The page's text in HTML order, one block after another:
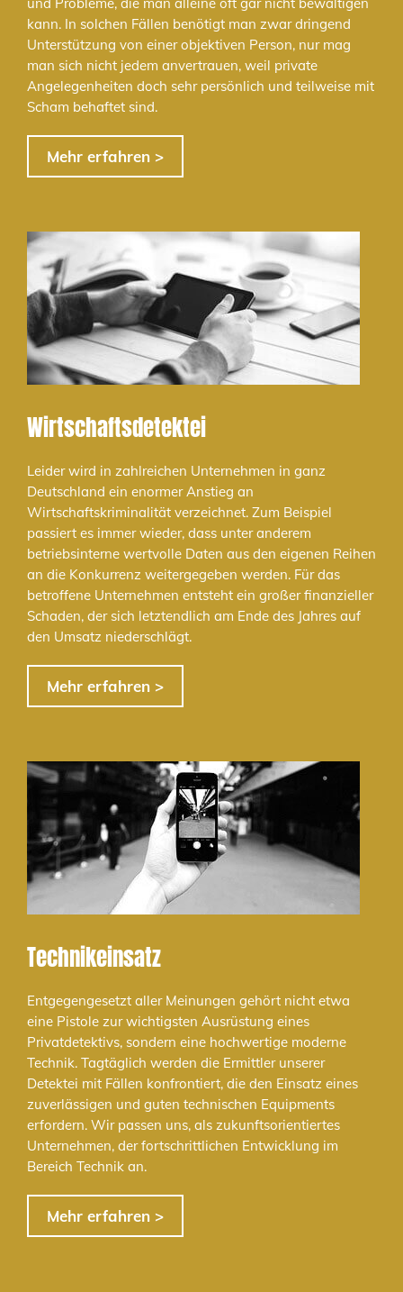
und Probleme, die man alleine oft gar nicht bewältigen
kann. In solchen Fällen benötigt man zwar dringend
Unterstützung von einer objektiven Person, nur mag
man sich nicht jedem anvertrauen, weil private
Angelegenheiten doch sehr persönlich und teilweise mit
Scham behaftet sind.
Mehr erfahren >
Wirtschaftsdetektei
Leider wird in zahlreichen Unternehmen in ganz
Deutschland ein enormer Anstieg an
Wirtschaftskriminalität verzeichnet. Zum Beispiel
passiert es immer wieder, dass unter anderem
betriebsinterne wertvolle Daten aus den eigenen Reihen
an die Konkurrenz weitergegeben werden. Für das
betroffene Unternehmen entsteht ein großer finanzieller
Schaden, der sich letztendlich am Ende des Jahres auf
den Umsatz niederschlägt.
Mehr erfahren >
Technikeinsatz
Entgegengesetzt aller Meinungen gehört nicht etwa
eine Pistole zur wichtigsten Ausrüstung eines
Privatdetektivs, sondern eine hochwertige moderne
Technik. Tagtäglich werden die Ermittler unserer
Detektei mit Fällen konfrontiert, die den Einsatz eines
zuverlässigen und guten technischen Equipments
erfordern. Wir passen uns, als zukunftsorientiertes
Unternehmen, der fortschrittlichen Entwicklung im
Bereich Technik an.
Mehr erfahren >